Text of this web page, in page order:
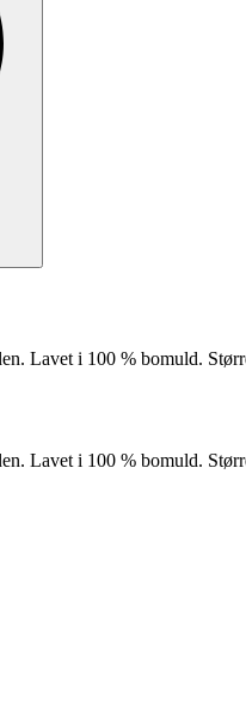
Lavet i 100 % bomuld.
Lavet i 100 % bomuld.